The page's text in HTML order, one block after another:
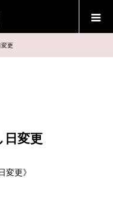
変更
日変更
変更》